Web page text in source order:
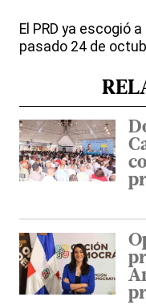
El PRD ya escogió
pasado 24 de